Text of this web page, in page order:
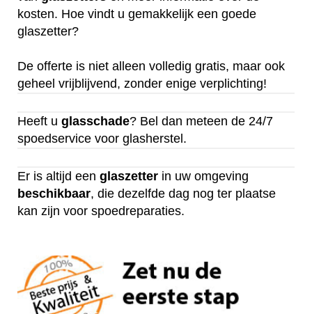
kosten. Hoe vindt u gemakkelijk een goede
glaszetter?
De offerte is niet alleen volledig gratis, maar ook
geheel vrijblijvend, zonder enige verplichting!
Heeft u glasschade? Bel dan meteen de 24/7
spoedservice voor glasherstel.
Er is altijd een glaszetter in uw omgeving
beschikbaar, die dezelfde dag nog ter plaatse
kan zijn voor spoedreparaties.